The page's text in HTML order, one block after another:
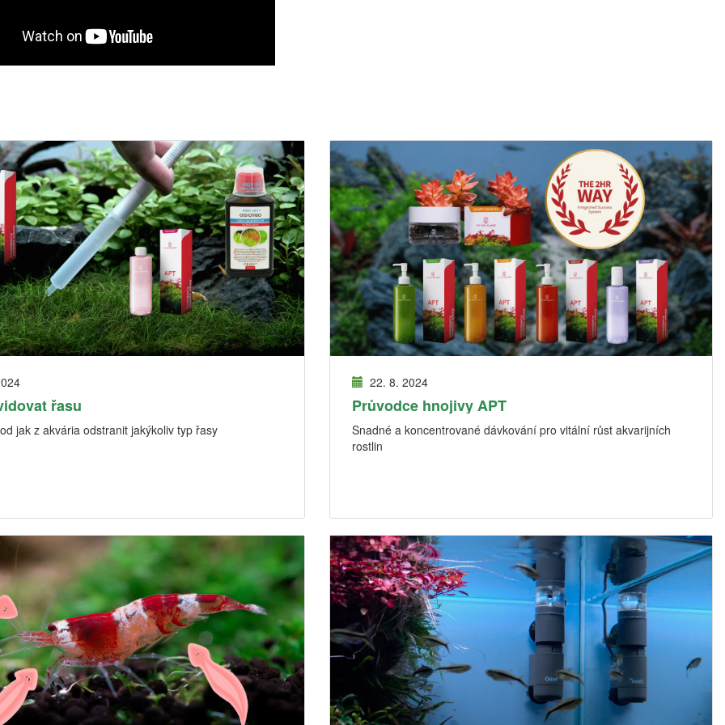
řasu
jak z akvária odstranit jakýkoliv typ řasy
22. 8. 2024
Průvodce hnojivy APT
Snadné a koncentrované dávkování pro vitální růst akvarijních
rostlin